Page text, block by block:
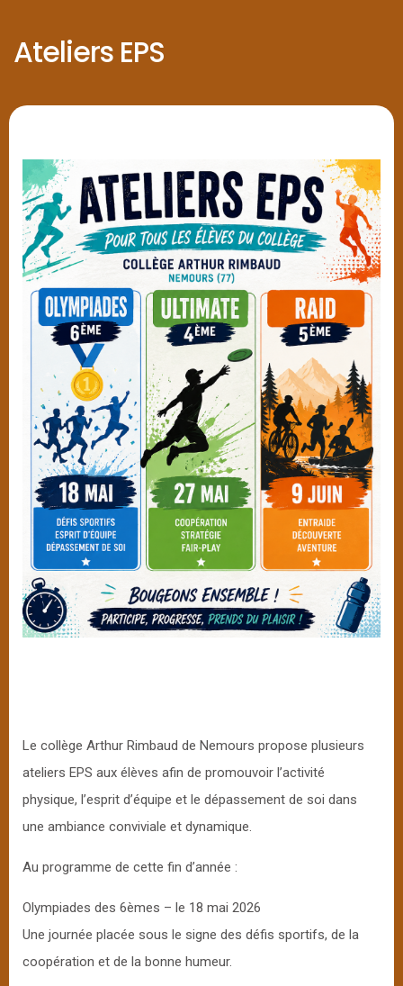
Ateliers EPS
Le collège Arthur Rimbaud de Nemours propose plusieurs
ateliers EPS aux élèves afin de promouvoir l’activité
physique, l’esprit d’équipe et le dépassement de soi dans
une ambiance conviviale et dynamique.
Au programme de cette fin d’année :
Olympiades des 6èmes – le 18 mai 2026
Une journée placée sous le signe des défis sportifs, de la
coopération et de la bonne humeur.